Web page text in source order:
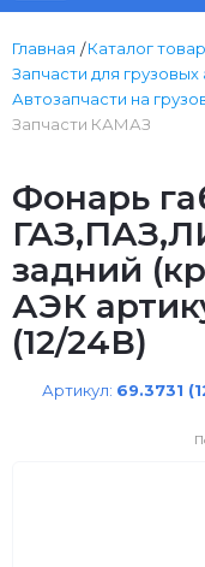
Главная
Каталог
Запчасти для
Автозапчасти на
Запчасти КАМАЗ
Фонарь
задний
АЭК
(12/24В)
Артикул: 69.3731